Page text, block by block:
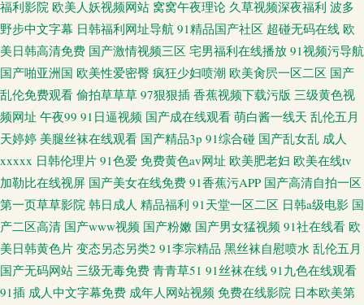
福利影院 欧美人妖视频网站 窝窝午夜理论 久草视频深夜福利 波多
野步中文字幕 日韩福利网址导航 91精品国产社区 超碰无码在线 欧
美日韩高清免费 国产激情视频三区 宅男福利在线播放 91视频污导航
国产啪亚洲国 欧美性爱密臀 疯狂少妇喷潮 欧美肏屄一区二区 国产
乱伦免费观看 偷拍草草草 97狠狠插 香蕉视频下载污版 三级黄色视
频网址 午夜99 91日逼视频 国产成在线观看 萌白酱一线天 乱伦五月
天婷婷 美腿丝袜在线观看 国产精品3p 91综合碰 国产乱女乱 成人
xxxxx 日韩伦理片 91色爱 免费黄色av网址 欧美肥老妇 欧美在线tv
加勒比在线视屏 国产美女在线免费 91香蕉污APP 国产高清自拍一区
第一页草草影院 韩日成人 精品福利 91天堂一区二区 日韩a级电影 国
产二区高清 国产www视频 国产粉嫩 国产男女猛视频 91社在线看 欧
美日韩黄色片 变态另态另类2 91李宗精品 黑丝袜自慰喷水 乱伦五月
国产无码网站 三级无毒免费 青青草51 91丝袜在线 91九色在线观看
91插 成人中文字幕免费 成年人网站视频 免费在线影院 日本欧美第